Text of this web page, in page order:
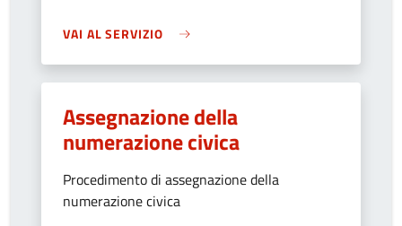
VAI AL SERVIZIO
Assegnazione della
numerazione civica
Procedimento di assegnazione della
numerazione civica